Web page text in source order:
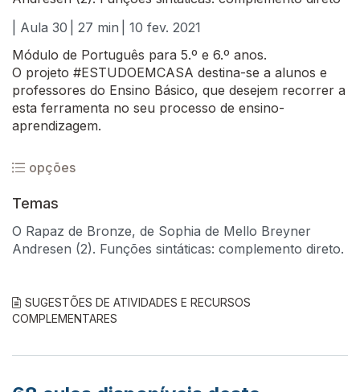
| Aula 30
| 27 min
| 10 fev. 2021
Módulo de Português para 5.º e 6.º anos.
O projeto #ESTUDOEMCASA destina-se a alunos e
professores do Ensino Básico, que desejem recorrer a
esta ferramenta no seu processo de ensino-
aprendizagem.
opções
Temas
O Rapaz de Bronze, de Sophia de Mello Breyner
Andresen (2). Funções sintáticas: complemento direto.
SUGESTÕES DE ATIVIDADES E RECURSOS
COMPLEMENTARES